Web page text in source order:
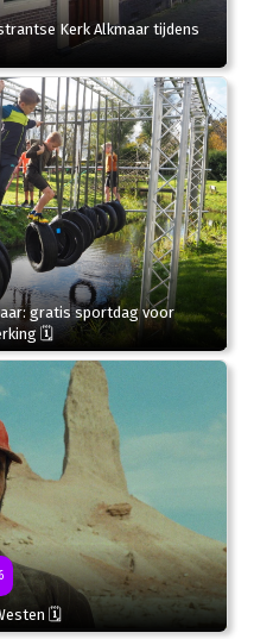
Kerk Alkmaar tijdens
gratis sportdag voor
🗓
🗓